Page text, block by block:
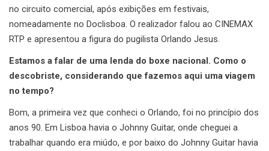
no circuito comercial, após exibições em festivais,
nomeadamente no Doclisboa. O realizador falou ao CINEMAX
RTP e apresentou a figura do pugilista Orlando Jesus.
Estamos a falar de uma lenda do boxe nacional. Como o
descobriste, considerando que fazemos aqui uma viagem
no tempo?
Bom, a primeira vez que conheci o Orlando, foi no princípio dos
anos 90. Em Lisboa havia o Johnny Guitar, onde cheguei a
trabalhar quando era miúdo, e por baixo do Johnny Guitar havia